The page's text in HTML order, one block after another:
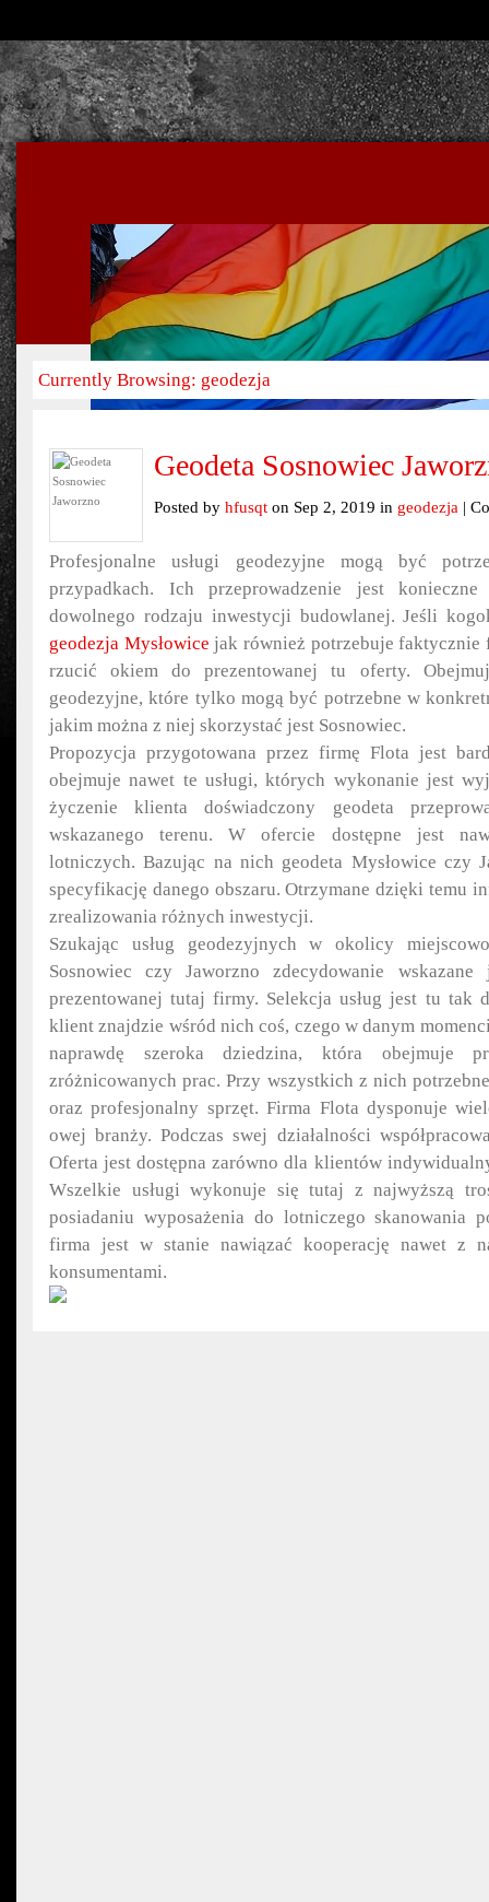
Currently Browsing: geodezja
Geodeta Sosnowiec
Posted by hfusqt on Sep 2, 2019 in geodezja |
Profesjonalne usługi geodezyjne mogą być
przypadkach. Ich przeprowadzenie jest
dowolnego rodzaju inwestycji budowlanej. Jeśli
geodezja Mysłowice jak również potrzebuje faktycznie
rzucić okiem do prezentowanej tu oferty.
geodezyjne, które tylko mogą być potrzebne w
jakim można z niej skorzystać jest Sosnowiec.
Propozycja przygotowana przez firmę Flota jest
obejmuje nawet te usługi, których wykonanie jest
życzenie klienta doświadczony geodeta
wskazanego terenu. W ofercie dostępne jest
lotniczych. Bazując na nich geodeta Mysłowice czy
specyfikację danego obszaru. Otrzymane dzięki temu
zrealizowania różnych inwestycji.
Szukając usług geodezyjnych w okolicy
Sosnowiec czy Jaworzno zdecydowanie
prezentowanej tutaj firmy. Selekcja usług jest tu tak
klient znajdzie wśród nich coś, czego w danym
naprawdę szeroka dziedzina, która obejmuje
zróżnicowanych prac. Przy wszystkich z nich
oraz profesjonalny sprzęt. Firma Flota dysponuje
owej branży. Podczas swej działalności
Oferta jest dostępna zarówno dla klientów
Wszelkie usługi wykonuje się tutaj z najwyższą
posiadaniu wyposażenia do lotniczego skanowania
firma jest w stanie nawiązać kooperację nawet z
konsumentami.